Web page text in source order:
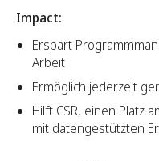
Impact:
Erspart
Arbeit
Ermöglich jederzeit
Hilft CSR, einen Platz
mit datengestützten